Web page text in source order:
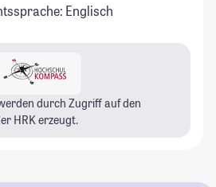
Englisch
durch Zugriff auf den
HRK erzeugt.